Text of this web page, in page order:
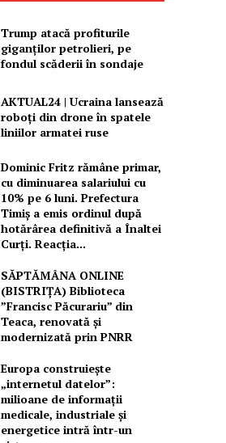
Trump atacă profiturile
giganților petrolieri, pe
fondul scăderii în sondaje
AKTUAL24 | Ucraina lansează
roboți din drone în spatele
liniilor armatei ruse
Dominic Fritz rămâne primar,
cu diminuarea salariului cu
10% pe 6 luni. Prefectura
Timiș a emis ordinul după
hotărârea definitivă a Înaltei
Curți. Reacția...
SĂPTĂMÂNA ONLINE
(BISTRIȚA) Biblioteca
”Francisc Păcurariu” din
Teaca, renovată și
modernizată prin PNRR
Europa construiește
„internetul datelor”:
milioane de informații
medicale, industriale și
energetice intră într-un